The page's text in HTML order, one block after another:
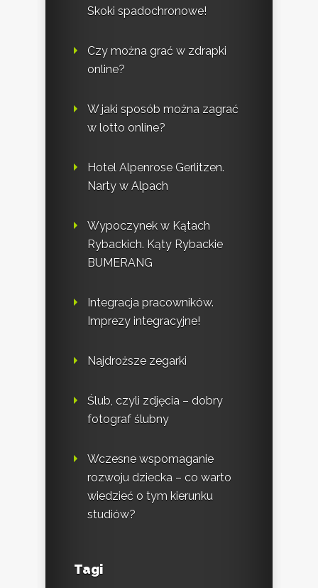
Skoki spadochronowe!
Czy można grać w zdrapki
online?
W jaki sposób można zagrać
w lotto online?
Hotel Alpenrose Gerlitzen.
Narty w Alpach
Wypoczynek w Kątach
Rybackich. Kąty Rybackie
BUMERANG
Integracja pracowników.
Imprezy integracyjne!
Najdroższe zegarki
Ślub, czyli zdjęcia – dobry
fotograf ślubny
Wczesne wspomaganie
rozwoju dziecka – co warto
wiedzieć o tym kierunku
studiów?
Tagi